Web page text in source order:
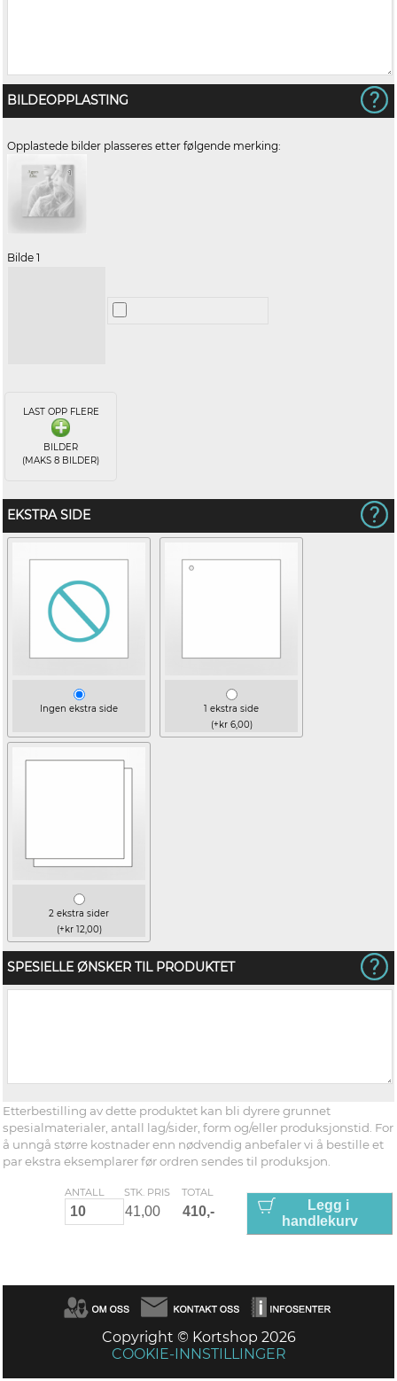
BILDEOPPLASTING
Opplastede bilder plasseres etter følgende merking:
Bilde 1
LAST OPP FLERE
BILDER
(MAKS 8 BILDER)
EKSTRA SIDE
Ingen ekstra side
1 ekstra side
(+kr 6,00)
2 ekstra sider
(+kr 12,00)
SPESIELLE ØNSKER TIL PRODUKTET
Etterbestilling av dette produktet kan bli dyrere grunnet
spesialmaterialer, antall lag/sider, form og/eller produksjonstid. For
å unngå større kostnader enn nødvendig anbefaler vi å bestille et
par ekstra eksemplarer før ordren sendes til produksjon.
ANTALL STK. PRIS TOTAL
Legg i
handlekurv
Copyright © Kortshop 2026
COOKIE-INNSTILLINGER